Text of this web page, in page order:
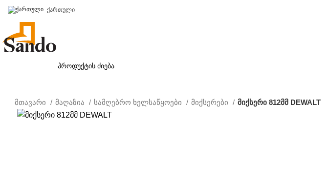
ქართული
მთავარი მაღაზია სამღებრო ხელსაწყოები მიქსერები მიქსერი 812მმ DEWALT